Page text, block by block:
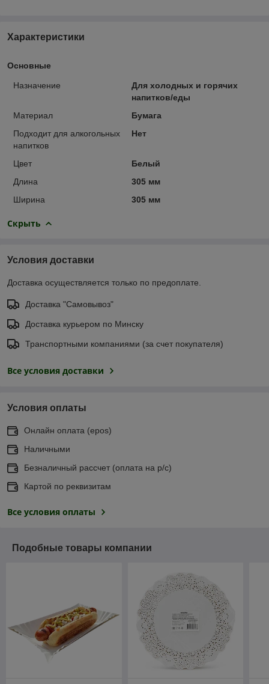
Характеристики
Основные
Назначение
Для холодных и горячих
напитков/еды
Материал
Бумага
Подходит для алкогольных
напитков
Нет
Цвет
Белый
Длина
305 мм
Ширина
305 мм
Скрыть
Условия доставки
Доставка осуществляется только по предоплате.
Доставка "Самовывоз"
Доставка курьером по Минску
Транспортными компаниями (за счет покупателя)
Все условия доставки
Условия оплаты
Онлайн оплата (еpos)
Наличными
Безналичный рассчет (оплата на р/с)
Картой по реквизитам
Все условия оплаты
Подобные товары компании